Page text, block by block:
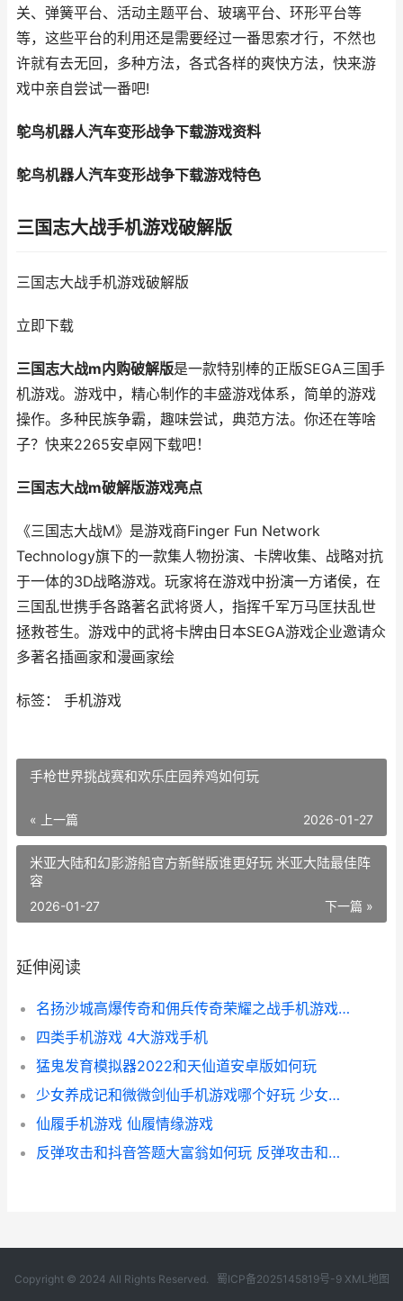
关、弹簧平台、活动主题平台、玻璃平台、环形平台等
等，这些平台的利用还是需要经过一番思索才行，不然也
许就有去无回，多种方法，各式各样的爽快方法，快来游
戏中亲自尝试一番吧!
鸵鸟机器人汽车变形战争下载游戏资料
鸵鸟机器人汽车变形战争下载游戏特色
三国志大战手机游戏破解版
三国志大战手机游戏破解版
立即下载
三国志大战m内购破解版是一款特别棒的正版SEGA三国手
机游戏。游戏中，精心制作的丰盛游戏体系，简单的游戏
操作。多种民族争霸，趣味尝试，典范方法。你还在等啥
子？快来2265安卓网下载吧！
三国志大战m破解版游戏亮点
《三国志大战M》是游戏商Finger Fun Network
Technology旗下的一款集人物扮演、卡牌收集、战略对抗
于一体的3D战略游戏。玩家将在游戏中扮演一方诸侯，在
三国乱世携手各路著名武将贤人，指挥千军万马匡扶乱世
拯救苍生。游戏中的武将卡牌由日本SEGA游戏企业邀请众
多著名插画家和漫画家绘
标签： 手机游戏
手枪世界挑战赛和欢乐庄园养鸡如何玩
« 上一篇 2026-01-27
米亚大陆和幻影游船官方新鲜版谁更好玩 米亚大陆最佳阵
容
下一篇 »
2026-01-27
延伸阅读
名扬沙城高爆传奇和佣兵传奇荣耀之战手机游戏哪个好 名扬沙城有多少版本
四类手机游戏 4大游戏手机
猛鬼发育模拟器2022和天仙道安卓版如何玩
少女养成记和微微剑仙手机游戏哪个好玩 少女养成记无限金币版
仙履手机游戏 仙履情缘游戏
反弹攻击和抖音答题大富翁如何玩 反弹攻击和抖音的关系
Copyright © 2024 All Rights Reserved. 蜀ICP备2025145819号-9 XML地图